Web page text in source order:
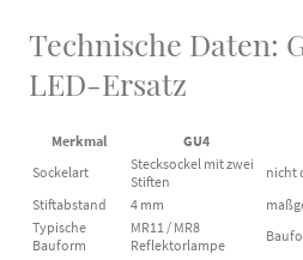
Technische Daten:
LED-Ersatz
Merkmal GU4
Sockelart
Stecksockel mit zwei
Stiften
nicht
Stiftabstand
4 mm
Typische
Bauform
MR11 / MR8
Reflektorlampe